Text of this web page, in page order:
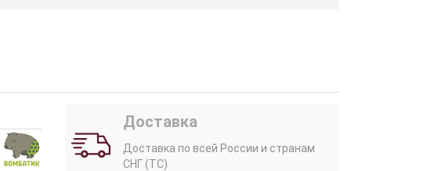
Доставка
Доставка по всей России и странам
СНГ (ТС)